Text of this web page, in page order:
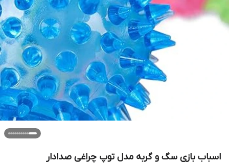
اسباب بازی سگ و گربه مدل توپ چراغی صدادار